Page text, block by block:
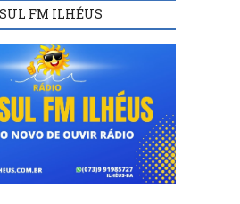
FM ILHÉUS